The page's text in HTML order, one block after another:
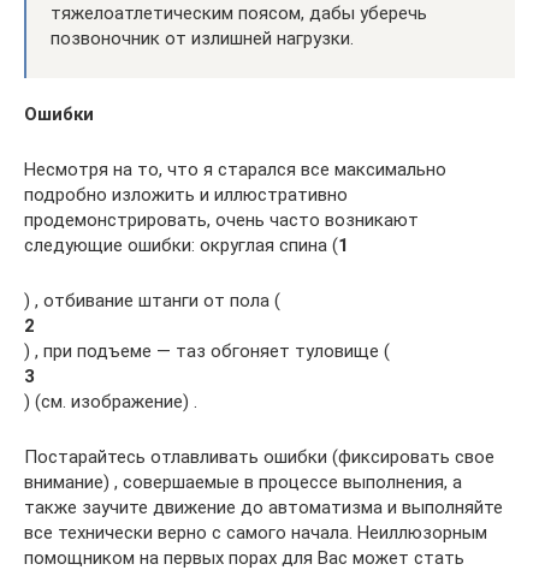
тяжелоатлетическим поясом, дабы уберечь
позвоночник от излишней нагрузки.
Ошибки
Несмотря на то, что я старался все максимально
подробно изложить и иллюстративно
продемонстрировать, очень часто возникают
следующие ошибки: округлая спина (1
) , отбивание штанги от пола (
2
) , при подъеме — таз обгоняет туловище (
3
) (см. изображение) .
Постарайтесь отлавливать ошибки (фиксировать свое
внимание) , совершаемые в процессе выполнения, а
также заучите движение до автоматизма и выполняйте
все технически верно с самого начала. Неиллюзорным
помощником на первых порах для Вас может стать